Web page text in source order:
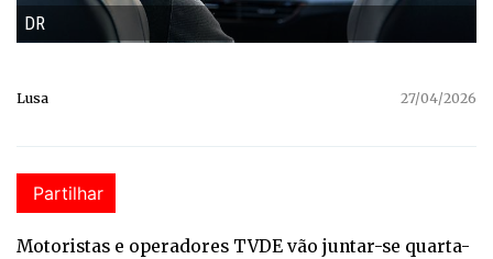
DR
Lusa 27/04/2026
Partilhar
Motoristas e operadores TVDE vão juntar-se quarta-